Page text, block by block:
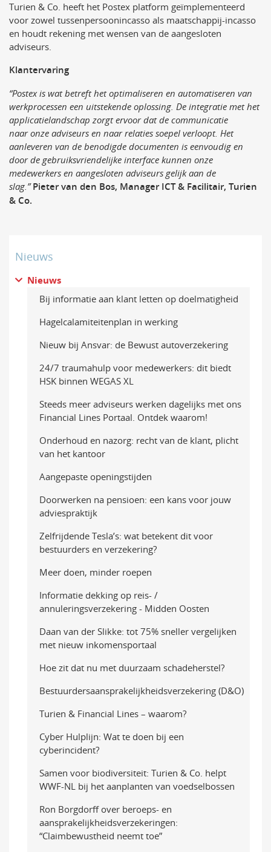
Turien & Co. heeft het Postex platform geïmplementeerd
voor zowel tussenpersoonincasso als maatschappij-incasso
en houdt rekening met wensen van de aangesloten
adviseurs.
Klantervaring
“Postex is wat betreft het optimaliseren en automatiseren van
werkprocessen een uitstekende oplossing. De integratie met het
applicatielandschap zorgt ervoor dat de communicatie
naaronze adviseurs en naar relaties soepel verloopt. Het
aanleveren van de benodigde documenten is eenvoudig en
door de gebruiksvriendelijke interface kunnen onze
medewerkers en aangesloten adviseurs gelijk aan de
slag.”Pieter van den Bos, Manager ICT & Facilitair, Turien
& Co.
Nieuws
Nieuws
Bij informatie aan klant letten op doelmatigheid
Hagelcalamiteitenplan in werking
Nieuw bij Ansvar: de Bewust autoverzekering
24/7 traumahulp voor medewerkers: dit biedt
HSK binnen WEGAS XL
Steeds meer adviseurs werken dagelijks met ons
Financial Lines Portaal. Ontdek waarom!
Onderhoud en nazorg: recht van de klant, plicht
van het kantoor
Aangepaste openingstijden
Doorwerken na pensioen: een kans voor jouw
adviespraktijk
Zelfrijdende Tesla’s: wat betekent dit voor
bestuurders en verzekering?
Meer doen, minder roepen
Informatie dekking op reis- /
annuleringsverzekering - Midden Oosten
Daan van der Slikke: tot 75% sneller vergelijken
met nieuw inkomensportaal
Hoe zit dat nu met duurzaam schadeherstel?
Bestuurdersaansprakelijkheidsverzekering (D&O)
Turien & Financial Lines – waarom?
Cyber Hulplijn: Wat te doen bij een
cyberincident?
Samen voor biodiversiteit: Turien & Co. helpt
WWF-NL bij het aanplanten van voedselbossen
Ron Borgdorff over beroeps- en
aansprakelijkheidsverzekeringen:
“Claimbewustheid neemt toe”